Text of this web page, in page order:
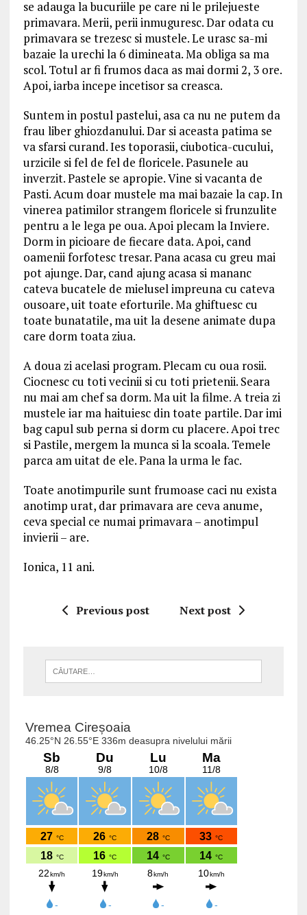
se adauga la bucuriile pe care ni le prilejueste
primavara. Merii, perii inmuguresc. Dar odata cu
primavara se trezesc si mustele. Le urasc sa-mi
bazaie la urechi la 6 dimineata. Ma obliga sa ma
scol. Totul ar fi frumos daca as mai dormi 2, 3 ore.
Apoi, iarba incepe incetisor sa creasca.
Suntem in postul pastelui, asa ca nu ne putem da
frau liber ghiozdanului. Dar si aceasta patima se
va sfarsi curand. Ies toporasii, ciubotica-cucului,
urzicile si fel de fel de floricele. Pasunele au
inverzit. Pastele se apropie. Vine si vacanta de
Pasti. Acum doar mustele ma mai bazaie la cap. In
vinerea patimilor strangem floricele si frunzulite
pentru a le lega pe oua. Apoi plecam la Inviere.
Dorm in picioare de fiecare data. Apoi, cand
oamenii forfotesc tresar. Pana acasa cu greu mai
pot ajunge. Dar, cand ajung acasa si mananc
cateva bucatele de mielusel impreuna cu cateva
ousoare, uit toate eforturile. Ma ghiftuesc cu
toate bunatatile, ma uit la desene animate dupa
care dorm toata ziua.
A doua zi acelasi program. Plecam cu oua rosii.
Ciocnesc cu toti vecinii si cu toti prietenii. Seara
nu mai am chef sa dorm. Ma uit la filme. A treia zi
mustele iar ma haituiesc din toate partile. Dar imi
bag capul sub perna si dorm cu placere. Apoi trec
si Pastile, mergem la munca si la scoala. Temele
parca am uitat de ele. Pana la urma le fac.
Toate anotimpurile sunt frumoase caci nu exista
anotimp urat, dar primavara are ceva anume,
ceva special ce numai primavara – anotimpul
invierii – are.
Ionica, 11 ani.
Previous post Next post